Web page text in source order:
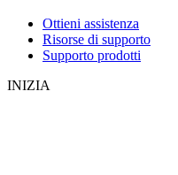
Ottieni assistenza
Risorse di supporto
Supporto prodotti
INIZIA